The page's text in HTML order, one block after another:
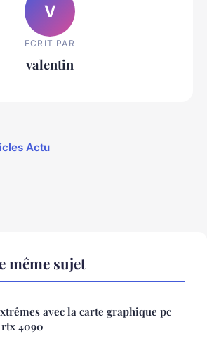
V
ECRIT PAR
valentin
Actu
même sujet
avec la carte graphique pc
4090